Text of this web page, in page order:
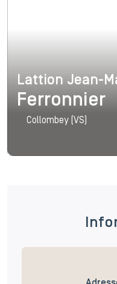
Lattion
Lattion Jean-
Ferronnier
Collombey (VS)